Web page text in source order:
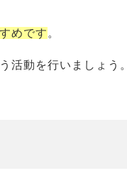
めです 。
活動を行いましょう。